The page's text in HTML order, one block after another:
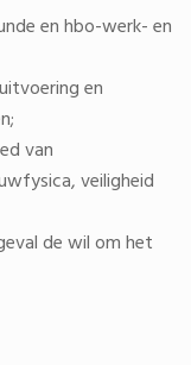
en hbo-werk- en
en
van
veiligheid
de wil om het